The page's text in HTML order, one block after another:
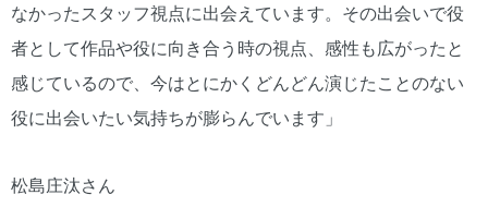
なかったスタッフ視点に出会えています。その出会いで役
者として作品や役に向き合う時の視点、感性も広がったと
感じているので、今はとにかくどんどん演じたことのない
役に出会いたい気持ちが膨らんでいます」
松島庄汰さん